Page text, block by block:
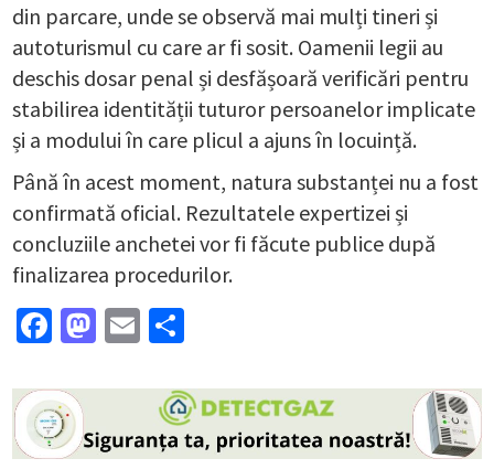
din parcare, unde se observă mai mulți tineri și
autoturismul cu care ar fi sosit. Oamenii legii au
deschis dosar penal și desfășoară verificări pentru
stabilirea identității tuturor persoanelor implicate
și a modului în care plicul a ajuns în locuință.
Până în acest moment, natura substanței nu a fost
confirmată oficial. Rezultatele expertizei și
concluziile anchetei vor fi făcute publice după
finalizarea procedurilor.
Facebook
Mastodon
Email